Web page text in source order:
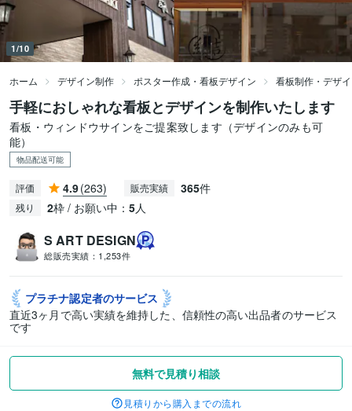
1/10
ホーム デザイン制作 ポスター作成・看板デザイン 看板制作・デザ
手軽におしゃれな看板とデザインを制作いたします
看板・ウィンドウサインをご提案致します（デザインのみも可
能）
物品配送可能
評価 4.9(263) 販売実績 365件
残り 2枠 / お願い中： 5人
S ART DESIGN
総販売実績： 1,253件
プラチナ認定者のサービス
直近3ヶ月で高い実績を維持した、信頼性の高い出品者のサービス
です
無料で見積り相談
見積りから購入までの流れ